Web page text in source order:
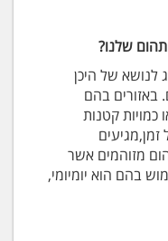
שלנו?
של היכן
באזורים בהם
כמויות קטנות
מזוהמים אשר
בהם הוא יומיומי,